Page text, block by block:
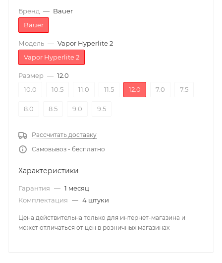
Бренд — Bauer
Bauer
Модель — Vapor Hyperlite 2
Vapor Hyperlite 2
Размер — 12.0
10.0
10.5 11.0 11.5 12.0 7.0 7.5
8.0 8.5 9.0 9.5
Рассчитать доставку
Самовывоз - бесплатно
Характеристики
Гарантия — 1 месяц
Комплектация — 4 штуки
Цена действительна только для интернет-магазина и
может отличаться от цен в розничных магазинах